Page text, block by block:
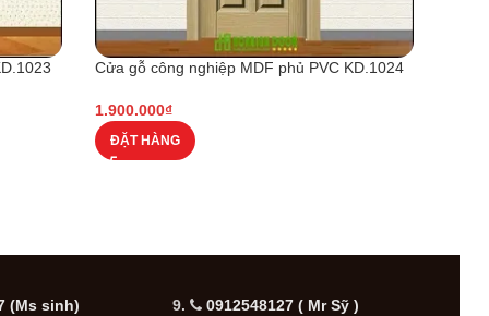
Cửa gỗ công nghiệp MDF phủ PVC KD.1024
1.900.000₫
ĐẶT HÀNG
(Ms sinh) 9. 0912548127 ( Mr Sỹ )